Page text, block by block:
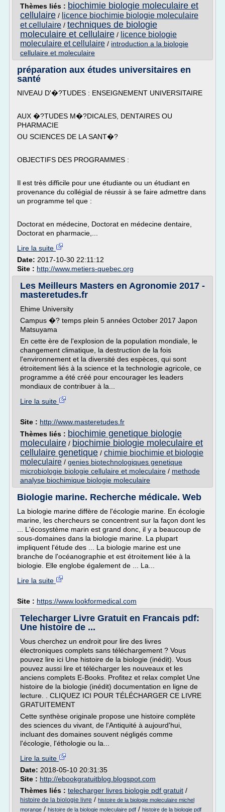
Thèmes liés : biochimie biologie moleculaire et
cellulaire / licence biochimie biologie moleculaire
et cellulaire / techniques de biologie
moleculaire et cellulaire / licence biologie
moleculaire et cellulaire / introduction a la biologie
cellulaire et moleculaire
préparation aux études universitaires en
santé
NIVEAU D'�?TUDES : ENSEIGNEMENT UNIVERSITAIRE
AUX �?TUDES M�?DICALES, DENTAIRES OU
PHARMACIE
OU SCIENCES DE LA SANT�?
OBJECTIFS DES PROGRAMMES :
Il est très difficile pour une étudiante ou un étudiant en
provenance du collégial de réussir à se faire admettre dans
un programme tel que :
Doctorat en médecine, Doctorat en médecine dentaire,
Doctorat en pharmacie,...
Lire la suite
Date: 2017-10-30 22:11:12
Site : http://www.metiers-quebec.org
Les Meilleurs Masters en Agronomie 2017 -
masteretudes.fr
Ehime University
Campus �? temps plein 5 années October 2017 Japon
Matsuyama
En cette ère de l'explosion de la population mondiale, le
changement climatique, la destruction de la fois
l'environnement et la diversité des espèces, qui sont
étroitement liés à la science et la technologie agricole, ce
programme a été créé pour encourager les leaders
mondiaux de contribuer à la...
Lire la suite
Site : http://www.masteretudes.fr
Thèmes liés : biochimie genetique biologie
moleculaire / biochimie biologie moleculaire et
cellulaire genetique / chimie biochimie et biologie
moleculaire / genies biotechnologiques genetique
microbiologie biologie cellulaire et moleculaire / methode
analyse biochimique biologie moleculaire
Biologie marine. Recherche médicale. Web
La biologie marine diffère de l'écologie marine. En écologie
marine, les chercheurs se concentrent sur la façon dont les
... L'écosystème marin est grand donc, il y a beaucoup de
sous-domaines dans la biologie marine. La plupart
impliquent l'étude des ... La biologie marine est une
branche de l'océanographie et est étroitement liée à la
biologie. Elle englobe également de ... La...
Lire la suite
Site : https://www.lookformedical.com
Telecharger Livre Gratuit en Francais pdf:
Une histoire de ...
Vous cherchez un endroit pour lire des livres
électroniques complets sans téléchargement ? Vous
pouvez lire ici Une histoire de la biologie (inédit). Vous
pouvez aussi lire et télécharger les nouveaux et les
anciens complets E-Books. Profitez et relax complet Une
histoire de la biologie (inédit) documentation en ligne de
lecture. . CLIQUEZ ICI POUR TÉLÉCHARGER CE LIVRE
GRATUITEMENT
Cette synthèse originale propose une histoire complète
des sciences du vivant, de l'Antiquité à aujourd'hui,
incluant des domaines souvent négligés comme
l'écologie, l'éthologie ou la...
Lire la suite
Date: 2018-05-10 20:31:35
Site : http://ebookgratuitblog.blogspot.com
Thèmes liés : telecharger livres biologie pdf gratuit /
histoire de la biologie livre / histoire de la biologie moleculaire michel
morange / histoire de la biologie moleculaire pdf / histoire de la biologie pdf